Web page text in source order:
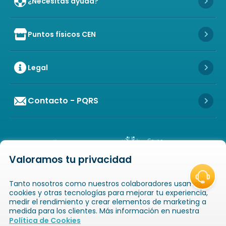
Icon
Icon of store
Puntos físicos CEN Icon
Legal Icon
Contacto - PQRS Icon
LOS DERECHOS RESERVADOS
NIT: 811025289-1 / CRA. 52 # 20-124, GUAYABAL,
MEDELLÍN, ANTIOQUIA
Inicio Icon of book-open Icon of
Valoramos tu privacidad
Tanto nosotros como nuestros colaboradores usamos
cookies y otras tecnologías para mejorar tu experiencia,
medir el rendimiento y crear elementos de marketing a
medida para los clientes. Más información en nuestra
Política de Cookies